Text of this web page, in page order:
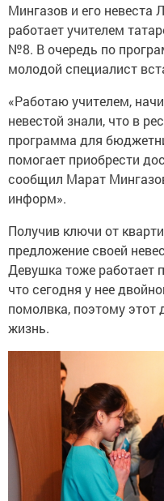
Мингазов и его невеста
работает учителем
№8. В очередь по
молодой специалист
«Работаю учителем,
невестой знали, что в
программа для
помогает приобрести
сообщил Марат
информ».
Получив ключи от
предложение своей
Девушка тоже работает
что сегодня у нее
помолвка, поэтому
жизнь.